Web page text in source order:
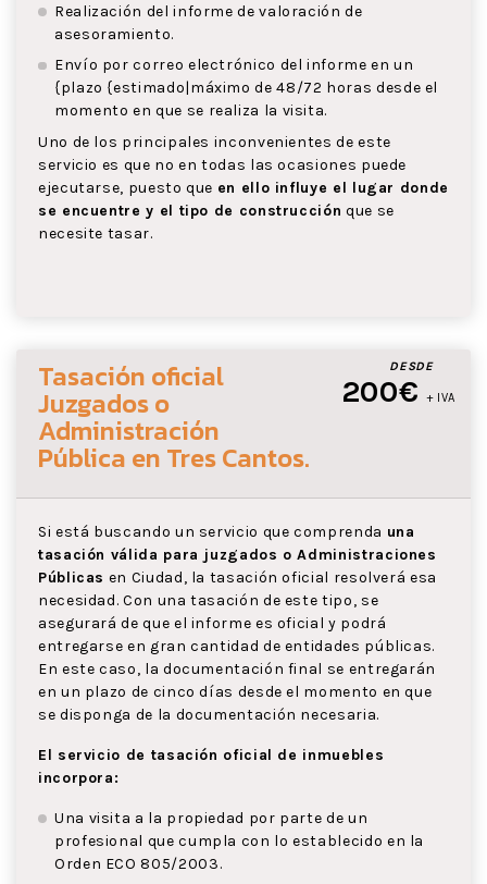
Realización del informe de valoración de
asesoramiento.
Envío por correo electrónico del informe en un
{plazo {estimado|máximo de 48/72 horas desde el
momento en que se realiza la visita.
Uno de los principales inconvenientes de este
servicio es que no en todas las ocasiones puede
ejecutarse, puesto que en ello influye el lugar donde
se encuentre y el tipo de construcción que se
necesite tasar.
DESDE
200€ + IVA
Tasación oficial
Juzgados o
Administración
Pública en Tres Cantos.
Si está buscando un servicio que comprenda una
tasación válida para juzgados o Administraciones
Públicas en Ciudad, la tasación oficial resolverá esa
necesidad. Con una tasación de este tipo, se
asegurará de que el informe es oficial y podrá
entregarse en gran cantidad de entidades públicas.
En este caso, la documentación final se entregarán
en un plazo de cinco días desde el momento en que
se disponga de la documentación necesaria.
El servicio de tasación oficial de inmuebles
incorpora:
Una visita a la propiedad por parte de un
profesional que cumpla con lo establecido en la
Orden ECO 805/2003.